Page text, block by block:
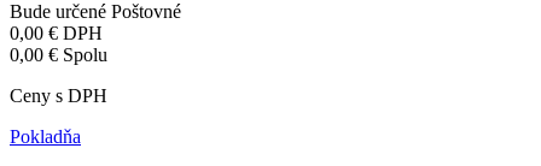
Bude určené Poštovné
0,00 € DPH
0,00 € Spolu
Ceny s DPH
Pokladňa